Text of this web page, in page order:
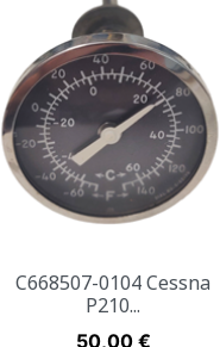
Vorschau
C668507-0104 Cessna
P210...
Preis
50,00 €